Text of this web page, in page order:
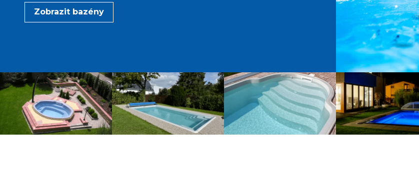
Zobrazit bazény